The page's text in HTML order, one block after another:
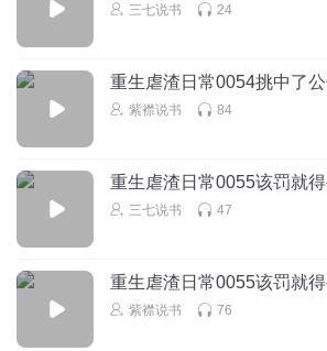
三七说书 24
重生虐渣日常0054挑中了
紫襟说书 84
重生虐渣日常0055该罚就
三七说书 47
重生虐渣日常0055该罚就
紫襟说书 76